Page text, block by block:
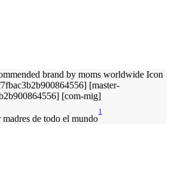
de todo el mundo
1